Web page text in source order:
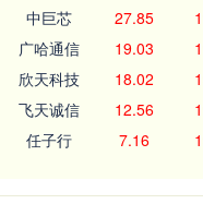
中巨芯 27.85
广哈通信 19.03
欣天科技 18.02
飞天诚信 12.56
任子行 7.16